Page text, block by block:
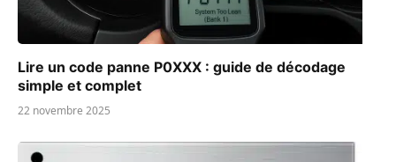
Lire un code panne P0XXX : guide de décodage
simple et complet
22 novembre 2025